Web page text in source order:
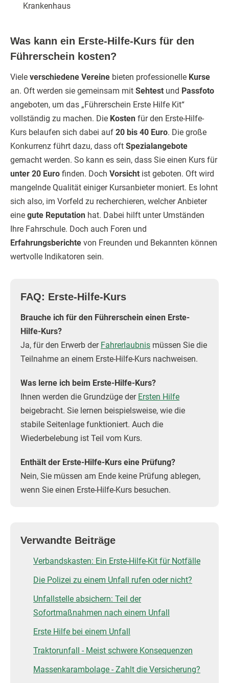
Krankenhaus
Was kann ein Erste-Hilfe-Kurs für den
Führerschein kosten?
Viele verschiedene Vereine bieten professionelle Kurse
an. Oft werden sie gemeinsam mit Sehtest und Passfoto
angeboten, um das „Führerschein Erste Hilfe Kit“
vollständig zu machen. Die Kosten für den Erste-Hilfe-
Kurs belaufen sich dabei auf 20 bis 40 Euro. Die große
Konkurrenz führt dazu, dass oft Spezialangebote
gemacht werden. So kann es sein, dass Sie einen Kurs für
unter 20 Euro finden. Doch Vorsicht ist geboten. Oft wird
mangelnde Qualität einiger Kursanbieter moniert. Es lohnt
sich also, im Vorfeld zu recherchieren, welcher Anbieter
eine gute Reputation hat. Dabei hilft unter Umständen
Ihre Fahrschule. Doch auch Foren und
Erfahrungsberichte von Freunden und Bekannten können
wertvolle Indikatoren sein.
FAQ: Erste-Hilfe-Kurs
Brauche ich für den Führerschein einen Erste-
Hilfe-Kurs?
Ja, für den Erwerb der Fahrerlaubnis müssen Sie die
Teilnahme an einem Erste-Hilfe-Kurs nachweisen.
Was lerne ich beim Erste-Hilfe-Kurs?
Ihnen werden die Grundzüge der Ersten Hilfe
beigebracht. Sie lernen beispielsweise, wie die
stabile Seitenlage funktioniert. Auch die
Wiederbelebung ist Teil vom Kurs.
Enthält der Erste-Hilfe-Kurs eine Prüfung?
Nein, Sie müssen am Ende keine Prüfung ablegen,
wenn Sie einen Erste-Hilfe-Kurs besuchen.
Verwandte Beiträge
Verbandskasten: Ein Erste-Hilfe-Kit für Notfälle
Die Polizei zu einem Unfall rufen oder nicht?
Unfallstelle absichern: Teil der
Sofortmaßnahmen nach einem Unfall
Erste Hilfe bei einem Unfall
Traktorunfall - Meist schwere Konsequenzen
Massenkarambolage - Zahlt die Versicherung?